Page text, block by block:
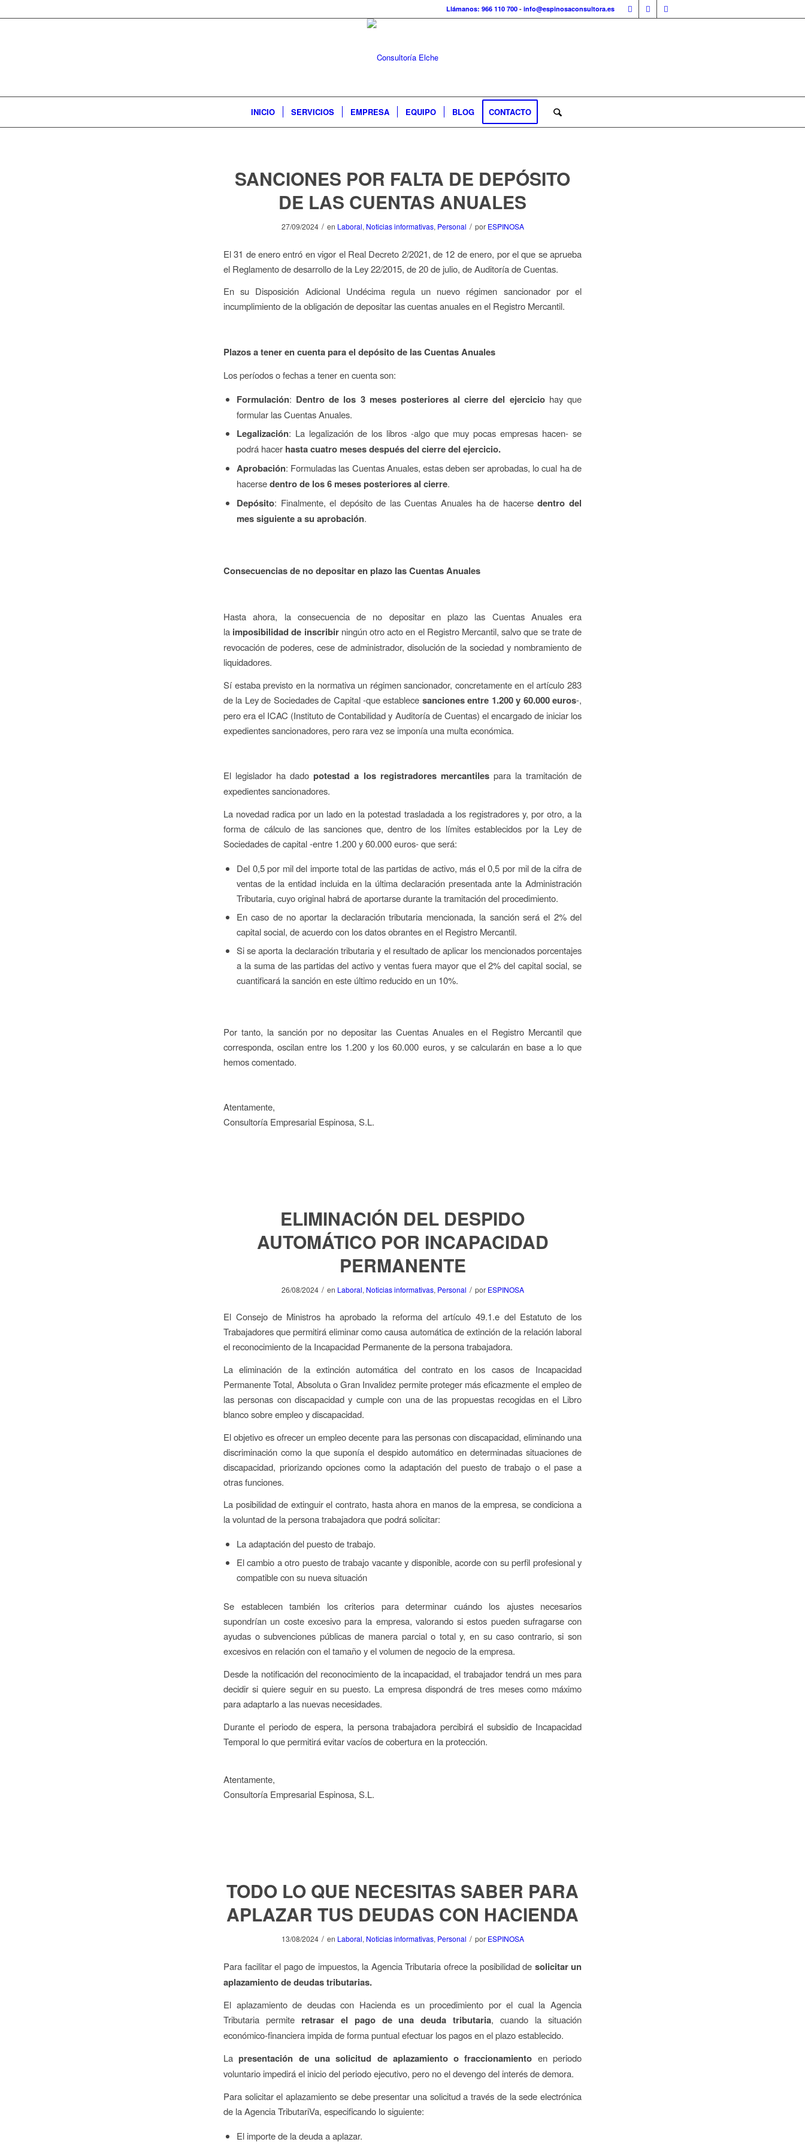
Llámanos: 966 110 700 - info@espinosaconsultora.es
INICIO SERVICIOS EMPRESA EQUIPO BLOG CONTACTO
SANCIONES POR FALTA DE DEPÓSITO
DE LAS CUENTAS ANUALES
27/09/2024 / en Laboral, Noticias informativas, Personal / por ESPINOSA
El 31 de enero entró en vigor el Real Decreto 2/2021, de 12 de enero, por el que se aprueba
el Reglamento de desarrollo de la Ley 22/2015, de 20 de julio, de Auditoría de Cuentas.
En su Disposición Adicional Undécima regula un nuevo régimen sancionador por el
incumplimiento de la obligación de depositar las cuentas anuales en el Registro Mercantil.
Plazos a tener en cuenta para el depósito de las Cuentas Anuales
Los períodos o fechas a tener en cuenta son:
Formulación: Dentro de los 3 meses posteriores al cierre del ejercicio hay que
formular las Cuentas Anuales.
Legalización: La legalización de los libros -algo que muy pocas empresas hacen- se
podrá hacer hasta cuatro meses después del cierre del ejercicio.
Aprobación: Formuladas las Cuentas Anuales, estas deben ser aprobadas, lo cual ha de
hacersedentro de los 6 meses posteriores al cierre.
Depósito: Finalmente, el depósito de las Cuentas Anuales ha de hacersedentro del
mes siguiente a su aprobación.
Consecuencias de no depositar en plazo las Cuentas Anuales
Hasta ahora, la consecuencia de no depositar en plazo las Cuentas Anuales era
la imposibilidad de inscribirningún otro acto en el Registro Mercantil, salvo que se trate de
revocación de poderes, cese de administrador, disolución de la sociedad y nombramiento de
liquidadores.
Sí estaba previsto en la normativa un régimen sancionador, concretamente en el artículo 283
de la Ley de Sociedades de Capital -que establece sanciones entre 1.200 y 60.000 euros-,
pero era el ICAC (Instituto de Contabilidad y Auditoría de Cuentas) el encargado de iniciar los
expedientes sancionadores, pero rara vez se imponía una multa económica.
El legislador ha dadopotestad a los registradores mercantilespara la tramitación de
expedientes sancionadores.
La novedad radica por un lado en la potestad trasladada a los registradores y, por otro, a la
forma de cálculo de las sanciones que, dentro de los límites establecidos por la Ley de
Sociedades de capital -entre 1.200 y 60.000 euros- que será:
Del 0,5 por mil del importe total de las partidas de activo, más el 0,5 por mil de la cifra de
ventas de la entidad incluida en la última declaración presentada ante la Administración
Tributaria, cuyo original habrá de aportarse durante la tramitación del procedimiento.
En caso de no aportar la declaración tributaria mencionada, la sanción será el 2% del
capital social, de acuerdo con los datos obrantes en el Registro Mercantil.
Si se aporta la declaración tributaria y el resultado de aplicar los mencionados porcentajes
a la suma de las partidas del activo y ventas fuera mayor que el 2% del capital social, se
cuantificará la sanción en este último reducido en un 10%.
Por tanto, la sanción por no depositar las Cuentas Anuales en el Registro Mercantil que
corresponda, oscilan entre los 1.200 y los 60.000 euros, y se calcularán en base a lo que
hemos comentado.
Atentamente,
Consultoría Empresarial Espinosa, S.L.
ELIMINACIÓN DEL DESPIDO
AUTOMÁTICO POR INCAPACIDAD
PERMANENTE
26/08/2024 / en Laboral, Noticias informativas, Personal / por ESPINOSA
El Consejo de Ministros ha aprobado la reforma del artículo 49.1.e del Estatuto de los
Trabajadores que permitirá eliminar como causa automática de extinción de la relación laboral
el reconocimiento de la Incapacidad Permanente de la persona trabajadora.
La eliminación de la extinción automática del contrato en los casos de Incapacidad
Permanente Total, Absoluta o Gran Invalidez permite proteger más eficazmente el empleo de
las personas con discapacidad y cumple con una de las propuestas recogidas en el Libro
blanco sobre empleo y discapacidad.
El objetivo es ofrecer un empleo decente para las personas con discapacidad, eliminando una
discriminación como la que suponía el despido automático en determinadas situaciones de
discapacidad, priorizando opciones como la adaptación del puesto de trabajo o el pase a
otras funciones.
La posibilidad de extinguir el contrato, hasta ahora en manos de la empresa, se condiciona a
la voluntad de la persona trabajadora que podrá solicitar:
La adaptación del puesto de trabajo.
El cambio a otro puesto de trabajo vacante y disponible, acorde con su perfil profesional y
compatible con su nueva situación
Se establecen también los criterios para determinar cuándo los ajustes necesarios
supondrían un coste excesivo para la empresa, valorando si estos pueden sufragarse con
ayudas o subvenciones públicas de manera parcial o total y, en su caso contrario, si son
excesivos en relación con el tamaño y el volumen de negocio de la empresa.
Desde la notificación del reconocimiento de la incapacidad, el trabajador tendrá un mes para
decidir si quiere seguir en su puesto. La empresa dispondrá de tres meses como máximo
para adaptarlo a las nuevas necesidades.
Durante el periodo de espera, la persona trabajadora percibirá el subsidio de Incapacidad
Temporal lo que permitirá evitar vacíos de cobertura en la protección.
Atentamente,
Consultoría Empresarial Espinosa, S.L.
TODO LO QUE NECESITAS SABER PARA
APLAZAR TUS DEUDAS CON HACIENDA
13/08/2024 / en Laboral, Noticias informativas, Personal / por ESPINOSA
Para facilitar el pago de impuestos, la Agencia Tributaria ofrece la posibilidad de solicitar un
aplazamiento de deudas tributarias.
El aplazamiento de deudas con Hacienda es un procedimiento por el cual la Agencia
Tributaria permite retrasar el pago de una deuda tributaria, cuando la situación
económico-financiera impida de forma puntual efectuar los pagos en el plazo establecido.
Lapresentación de una solicitud de aplazamiento o fraccionamiento en periodo
voluntario impedirá el inicio del periodo ejecutivo, pero no el devengo del interés de demora.
Para solicitar el aplazamiento se debe presentar una solicitud a través de la sede electrónica
de la Agencia TributariVa, especificando lo siguiente:
El importe de la deuda a aplazar.